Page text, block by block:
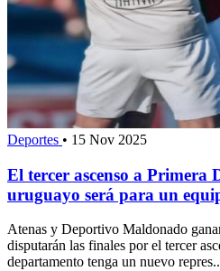
Deportes • 15 Nov 2025
El tercer ascenso a Primera
uruguayo será para un
Atenas y Deportivo Maldonado
disputarán las finales por el tercer
departamento tenga un nuevo